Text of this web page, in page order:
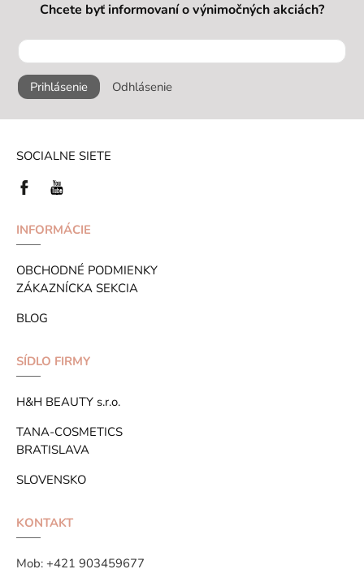
Chcete byť informovaní o výnimočných akciách?
Prihlásenie Odhlásenie
SOCIALNE SIETE
INFORMÁCIE
OBCHODNÉ PODMIENKY
ZÁKAZNÍCKA SEKCIA
BLOG
SÍDLO FIRMY
H&H BEAUTY s.r.o.
TANA-COSMETICS
BRATISLAVA
SLOVENSKO
KONTAKT
Mob: +421 903459677